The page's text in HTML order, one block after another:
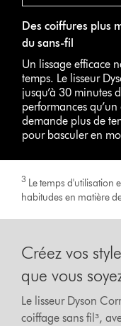
Des coiffures plus
du sans-fil
Un lissage efficace
temps. Le lisseur
jusqu’à 30 minutes
performances
demande plus de
pour basculer en
3 Le temps d'utilisation
habitudes en matière
Créez vos
que vous
Le lisseur Dyson
coiffage sans fil³,